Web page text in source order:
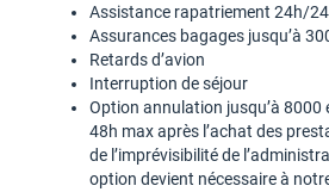
Assistance rapatriement 24h/24
Assurances bagages jusqu’à
Retards d’avion
Interruption de séjour
Option annulation jusqu’à 8000
48h max après l’achat des
de l’imprévisibilité de
option devient nécessaire à